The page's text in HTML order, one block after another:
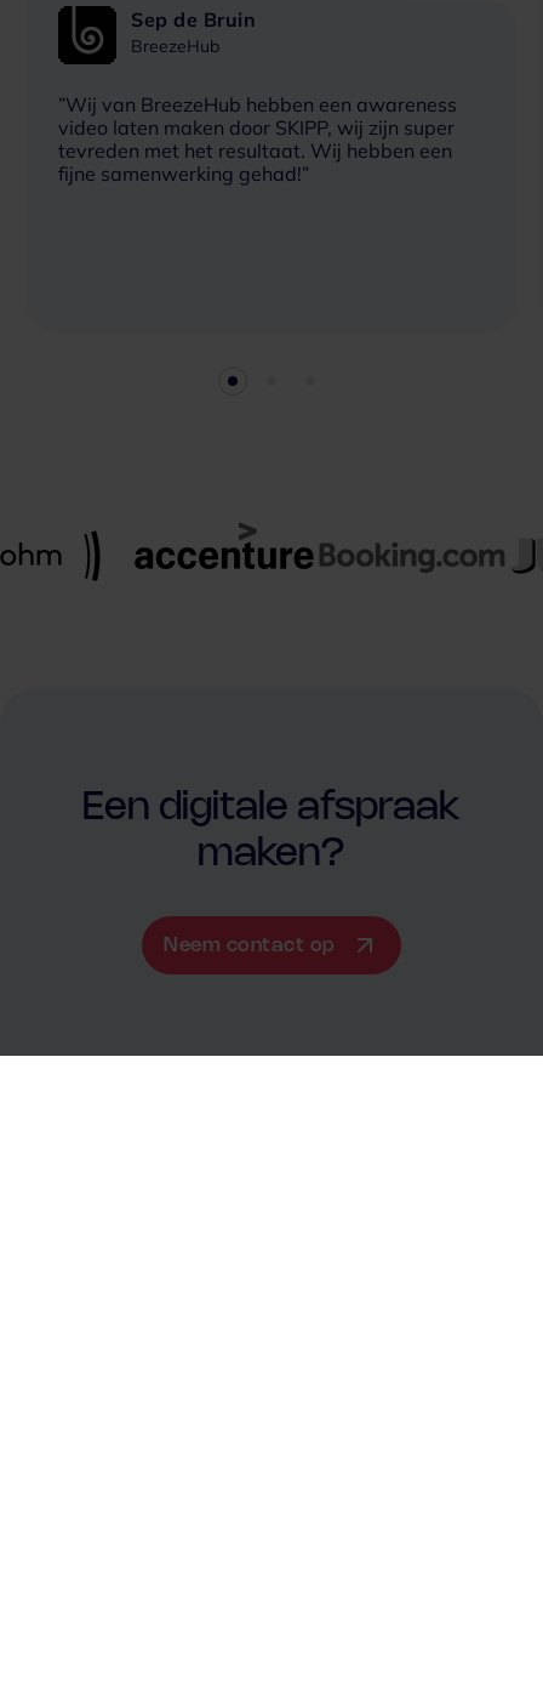
Sep de Bruin
BreezeHub
”Wij van BreezeHub hebben een awareness
video laten maken door SKIPP, wij zijn super
tevreden met het resultaat. Wij hebben een
fijne samenwerking gehad!”
Een digitale afspraak
maken?
Neem contact op